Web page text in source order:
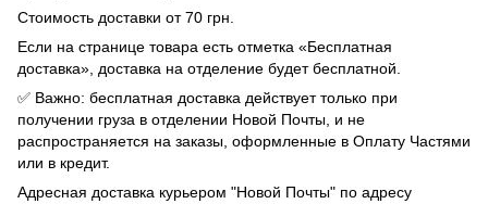
Стоимость доставки от 70 грн.
Если на странице товара есть отметка «Бесплатная
доставка», доставка на отделение будет бесплатной.
✅ Важно: бесплатная доставка действует только при
получении груза в отделении Новой Почты, и не
распространяется на заказы, оформленные в Оплату Частями
или в кредит.
Адресная доставка курьером "Новой Почты" по адресу